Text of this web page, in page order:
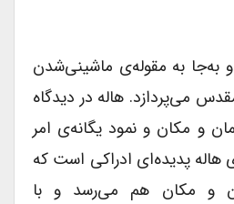
به‌جا به مقوله‌ی ماشینی‌شدن
می‌پردازد. هاله در دیدگاه
و مکان و نمود یگانه‌ی امر
پدیده‌ای ادراکی است که
و مکان هم می‌رسد و با